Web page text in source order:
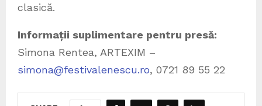
clasică.
Informații suplimentare pentru presă:
Simona Rentea, ARTEXIM –
simona@festivalenescu.ro, 0721 89 55 22